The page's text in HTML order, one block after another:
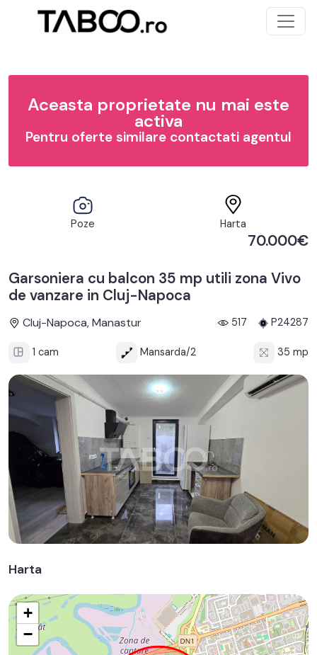
Aceasta proprietate nu mai este
activa
Pentru oferte similare contactati agentul
Poze Harta
70.000€
Garsoniera cu balcon 35 mp utili zona Vivo
de vanzare in Cluj-Napoca
Cluj-Napoca, Manastur 517 P24287
1 cam Mansarda/2 35 mp
Harta
+
−